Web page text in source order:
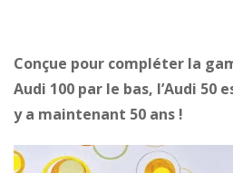
Conçue pour compléter la
Audi 100 par le bas, l’Audi 50
y a maintenant 50 ans !